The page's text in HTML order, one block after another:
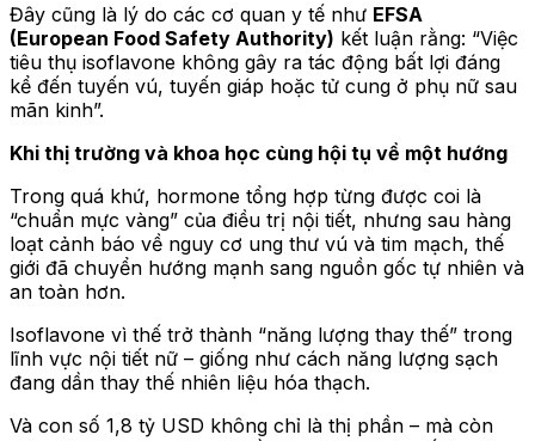
Đây cũng là lý do các cơ quan y tế như EFSA
(European Food Safety Authority) kết luận rằng: “Việc
tiêu thụ isoflavone không gây ra tác động bất lợi đáng
kể đến tuyến vú, tuyến giáp hoặc tử cung ở phụ nữ sau
mãn kinh”.
Khi thị trường và khoa học cùng hội tụ về một hướng
Trong quá khứ, hormone tổng hợp từng được coi là
“chuẩn mực vàng” của điều trị nội tiết, nhưng sau hàng
loạt cảnh báo về nguy cơ ung thư vú và tim mạch, thế
giới đã chuyển hướng mạnh sang nguồn gốc tự nhiên và
an toàn hơn.
Isoflavone vì thế trở thành “năng lượng thay thế” trong
lĩnh vực nội tiết nữ – giống như cách năng lượng sạch
đang dần thay thế nhiên liệu hóa thạch.
Và con số 1,8 tỷ USD không chỉ là thị phần – mà còn